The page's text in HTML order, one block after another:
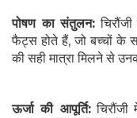
पोषण का संतुलन:
फैट्स होते हैं, जो बच्चों के
की सही मात्रा मिलने से
ऊर्जा की आपूर्ति:चिरौंजी